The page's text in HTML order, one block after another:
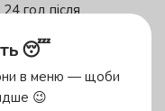
год після
😴
в меню — щоби
😉